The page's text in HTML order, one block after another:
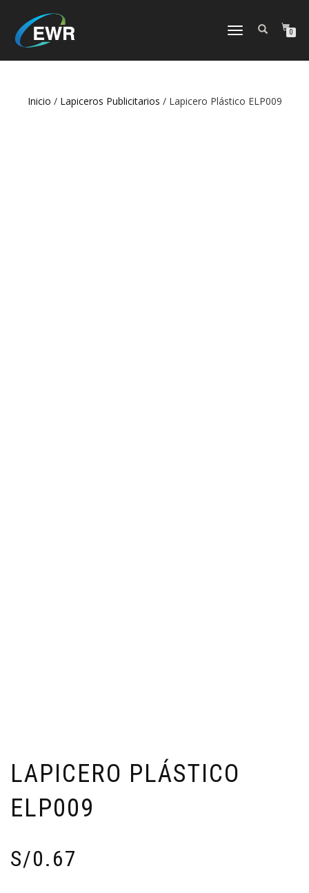
CAMBIAR
0
Inicio / Lapiceros Publicitarios / Lapicero Plástico ELP009
LAPICERO PLÁSTICO
ELP009
S/0.67